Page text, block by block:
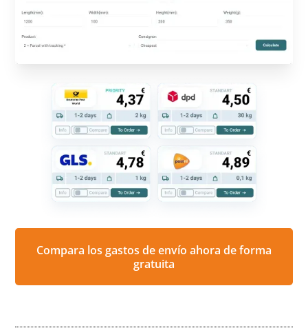
Compara los gastos de envío ahora de forma
gratuita